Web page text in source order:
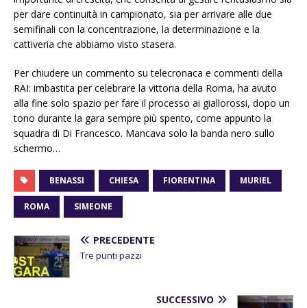
per dare continuità in campionato, sia per arrivare alle due
semifinali con la concentrazione, la determinazione e la
cattiveria che abbiamo visto stasera.
Per chiudere un commento su telecronaca e commenti della
RAI: imbastita per celebrare la vittoria della Roma, ha avuto
alla fine solo spazio per fare il processo ai giallorossi, dopo un
tono durante la gara sempre più spento, come appunto la
squadra di Di Francesco. Mancava solo la banda nero sullo
schermo…
BENASSI CHIESA FIORENTINA MURIEL
ROMA SIMEONE
PRECEDENTE
Tre punti pazzi
SUCCESSIVO